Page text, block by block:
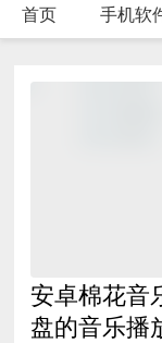
首页 手机软
安卓棉花音
盘的音乐播